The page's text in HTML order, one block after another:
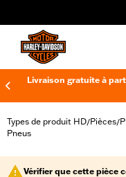
Livraison gratuite à
Types de produit HD/Pièces/
Pneus
Vérifier que cette pièce